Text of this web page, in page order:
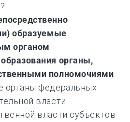
образуемые
органом
органы,
полномочиями
органы федеральных
власти
власти субъектов